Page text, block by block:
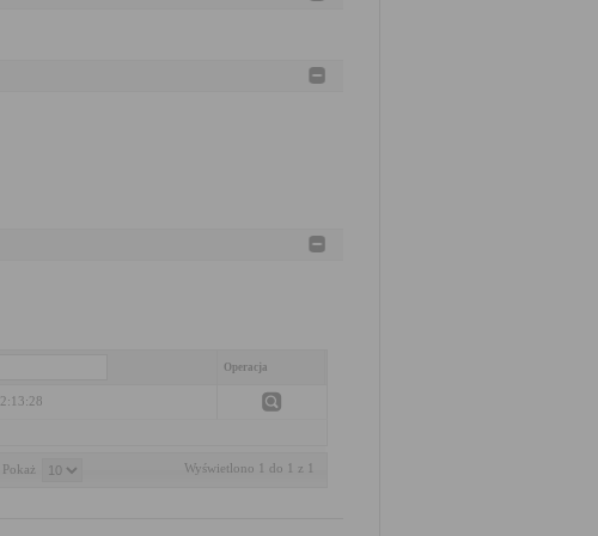
Operacja
Pokaż Wyświetlono 1 do 1 z 1